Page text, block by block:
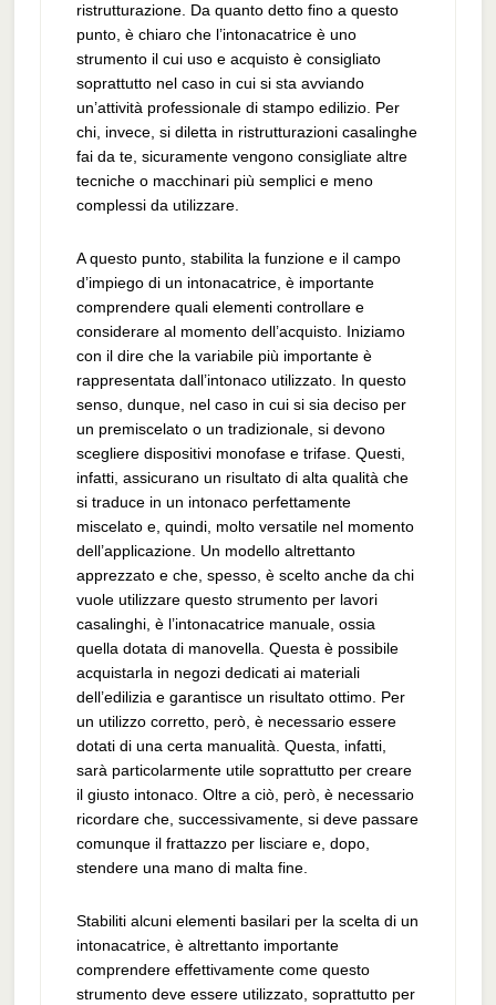
ristrutturazione. Da quanto detto fino a questo
punto, è chiaro che l’intonacatrice è uno
strumento il cui uso e acquisto è consigliato
soprattutto nel caso in cui si sta avviando
un’attività professionale di stampo edilizio. Per
chi, invece, si diletta in ristrutturazioni casalinghe
fai da te, sicuramente vengono consigliate altre
tecniche o macchinari più semplici e meno
complessi da utilizzare.
A questo punto, stabilita la funzione e il campo
d’impiego di un intonacatrice, è importante
comprendere quali elementi controllare e
considerare al momento dell’acquisto. Iniziamo
con il dire che la variabile più importante è
rappresentata dall’intonaco utilizzato. In questo
senso, dunque, nel caso in cui si sia deciso per
un premiscelato o un tradizionale, si devono
scegliere dispositivi monofase e trifase. Questi,
infatti, assicurano un risultato di alta qualità che
si traduce in un intonaco perfettamente
miscelato e, quindi, molto versatile nel momento
dell’applicazione. Un modello altrettanto
apprezzato e che, spesso, è scelto anche da chi
vuole utilizzare questo strumento per lavori
casalinghi, è l’intonacatrice manuale, ossia
quella dotata di manovella. Questa è possibile
acquistarla in negozi dedicati ai materiali
dell’edilizia e garantisce un risultato ottimo. Per
un utilizzo corretto, però, è necessario essere
dotati di una certa manualità. Questa, infatti,
sarà particolarmente utile soprattutto per creare
il giusto intonaco. Oltre a ciò, però, è necessario
ricordare che, successivamente, si deve passare
comunque il frattazzo per lisciare e, dopo,
stendere una mano di malta fine.
Stabiliti alcuni elementi basilari per la scelta di un
intonacatrice, è altrettanto importante
comprendere effettivamente come questo
strumento deve essere utilizzato, soprattutto per